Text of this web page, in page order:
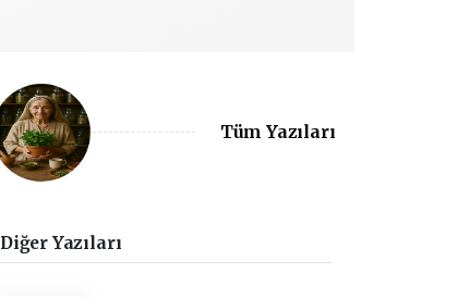
Tüm Yazıları
Diğer Yazıları